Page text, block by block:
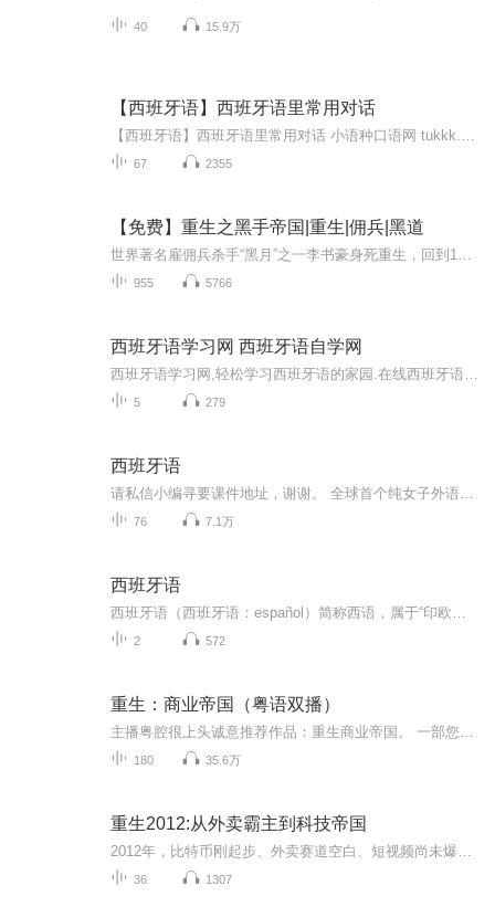
40 15.9万
【西班牙语】西班牙语里常用对话
67 2355
【免费】重生之黑手帝国|重生|佣兵|黑道
955 5766
西班牙语学习网 西班牙语自学网
5 279
西班牙语
76 7.1万
西班牙语
2 572
重生：商业帝国（粤语双播）
180 35.6万
重生2012:从外卖霸主到科技帝国
36 1307